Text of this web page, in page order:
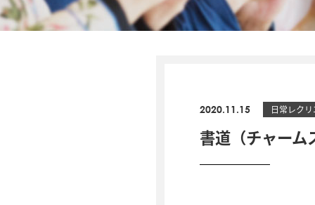
2020.11.15 日常レク
書道（チャーム